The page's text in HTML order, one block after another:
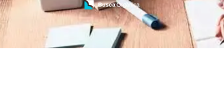
Treinamento de Brigada de Emergência
Treinamento de Brigada de Incêndio
Treinamento de Brigada de Incêndio Valor
Treinamento de Brigadista de Incêndio
Treinamento de Combate a Incêndio NR 23